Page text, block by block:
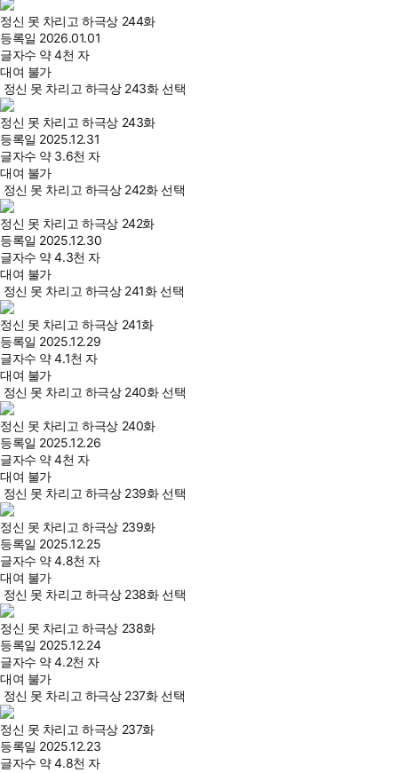
정신 못 차리고 하극상 244화
등록일 2026.01.01
글자수 약 4천 자
대여 불가
정신 못 차리고 하극상 243화 선택
정신 못 차리고 하극상 243화
등록일 2025.12.31
글자수 약 3.6천 자
대여 불가
정신 못 차리고 하극상 242화 선택
정신 못 차리고 하극상 242화
등록일 2025.12.30
글자수 약 4.3천 자
대여 불가
정신 못 차리고 하극상 241화 선택
정신 못 차리고 하극상 241화
등록일 2025.12.29
글자수 약 4.1천 자
대여 불가
정신 못 차리고 하극상 240화 선택
정신 못 차리고 하극상 240화
등록일 2025.12.26
글자수 약 4천 자
대여 불가
정신 못 차리고 하극상 239화 선택
정신 못 차리고 하극상 239화
등록일 2025.12.25
글자수 약 4.8천 자
대여 불가
정신 못 차리고 하극상 238화 선택
정신 못 차리고 하극상 238화
등록일 2025.12.24
글자수 약 4.2천 자
대여 불가
정신 못 차리고 하극상 237화 선택
정신 못 차리고 하극상 237화
등록일 2025.12.23
글자수 약 4.8천 자